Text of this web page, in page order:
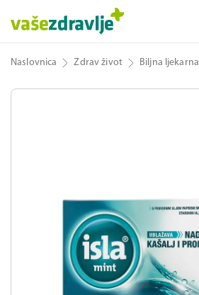
Naslovnica Zdrav život Biljna ljekarna